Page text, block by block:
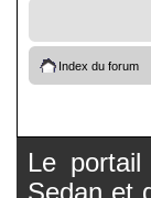
Index du forum
Le